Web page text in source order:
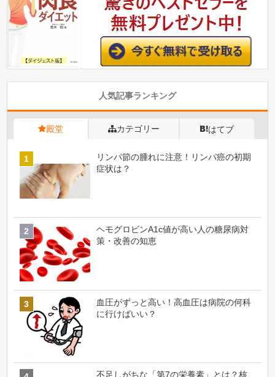
人気記事ランキング
殿堂 カテゴリー はてブ
リンパ節の腫れに注意！リンパ癌の初期
症状は？
ヘモグロビンA1c値が高い人の糖尿病対
策・改善の知恵
血圧がずっと高い！高血圧は病院の何科
に行けばいい？
不足しがちな「第7の栄養素」とは？核